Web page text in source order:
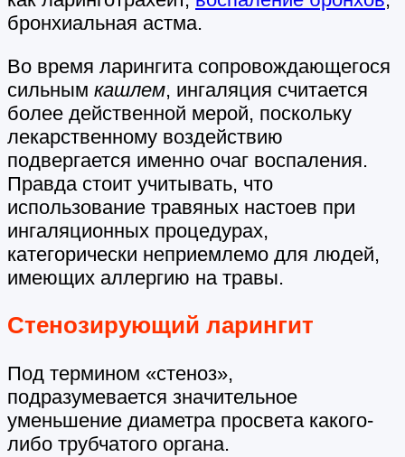
бронхиальная астма.
Во время ларингита сопровождающегося
сильным кашлем, ингаляция считается
более действенной мерой, поскольку
лекарственному воздействию
подвергается именно очаг воспаления.
Правда стоит учитывать, что
использование травяных настоев при
ингаляционных процедурах,
категорически неприемлемо для людей,
имеющих аллергию на травы.
Стенозирующий ларингит
Под термином «стеноз»,
подразумевается значительное
уменьшение диаметра просвета какого-
либо трубчатого органа.